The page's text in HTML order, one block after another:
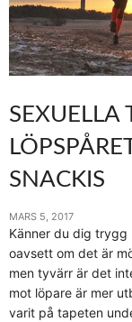
SEXUELLA
SNACKIS
MARS 5, 2017
Känner du dig trygg
oavsett om det är
men tyvärr är det
mot löpare är mer
varit på tapeten